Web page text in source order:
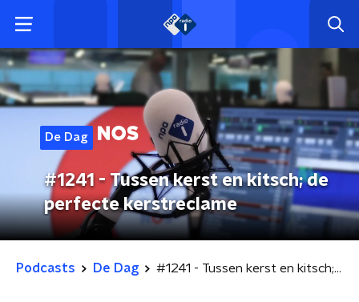
De Dag
#1241 - Tussen kerst en kitsch; de
perfecte kerstreclame
Podcasts De Dag #1241 - Tussen kerst en kitsch; de perfecte kerstreclame